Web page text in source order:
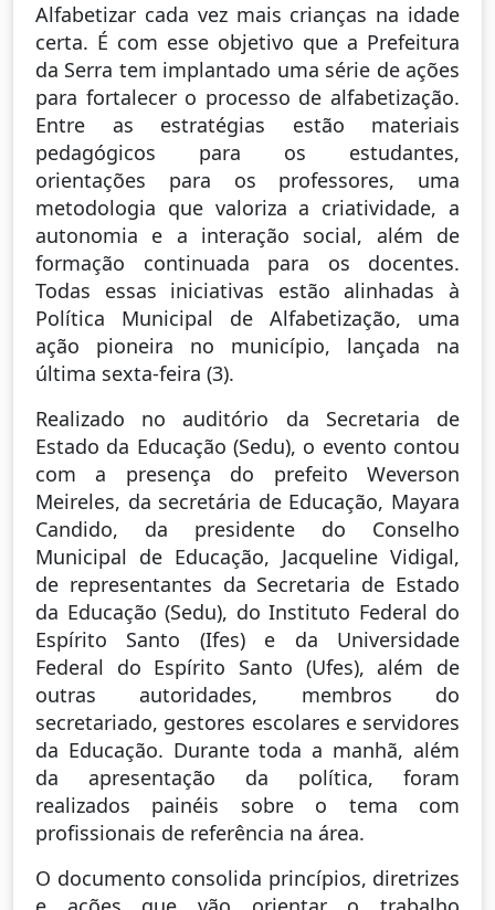
Alfabetizar cada vez mais crianças na idade
certa. É com esse objetivo que a Prefeitura
da Serra tem implantado uma série de ações
para fortalecer o processo de alfabetização.
Entre as estratégias estão materiais
pedagógicos para os estudantes,
orientações para os professores, uma
metodologia que valoriza a criatividade, a
autonomia e a interação social, além de
formação continuada para os docentes.
Todas essas iniciativas estão alinhadas à
Política Municipal de Alfabetização, uma
ação pioneira no município, lançada na
última sexta-feira (3).
Realizado no auditório da Secretaria de
Estado da Educação (Sedu), o evento contou
com a presença do prefeito Weverson
Meireles, da secretária de Educação, Mayara
Candido, da presidente do Conselho
Municipal de Educação, Jacqueline Vidigal,
de representantes da Secretaria de Estado
da Educação (Sedu), do Instituto Federal do
Espírito Santo (Ifes) e da Universidade
Federal do Espírito Santo (Ufes), além de
outras autoridades, membros do
secretariado, gestores escolares e servidores
da Educação. Durante toda a manhã, além
da apresentação da política, foram
realizados painéis sobre o tema com
profissionais de referência na área.
O documento consolida princípios, diretrizes